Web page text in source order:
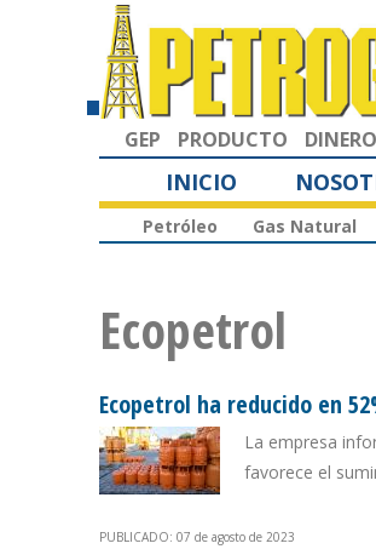
GEP PRODUCTO DINERO
INICIO
Petróleo Gas Natural
Ecopetrol
Ecopetrol ha reducido en
La empresa
favorece el
PUBLICADO: 07 de agosto de 2023